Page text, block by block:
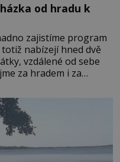
od hradu k
zajistíme program
nabízejí hned dvě
vzdálené od sebe
za hradem i za
vznikla někdy
zaznamenali